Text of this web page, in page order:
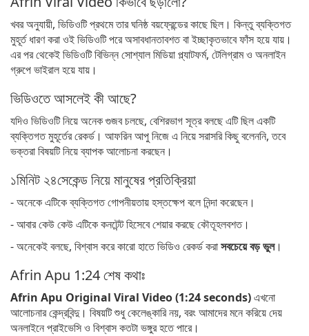
খবর অনুযায়ী, ভিডিওটি প্রথমে তার ঘনিষ্ঠ বয়ফ্রেন্ডের কাছে ছিল। কিন্তু ব্যক্তিগত
মুহূর্ত ধারণ করা ওই ভিডিওটি পরে অসাবধানতাবশত বা ইচ্ছাকৃতভাবে ফাঁস হয়ে যায়।
এর পর থেকেই ভিডিওটি বিভিন্ন সোশ্যাল মিডিয়া প্ল্যাটফর্ম, টেলিগ্রাম ও অনলাইন
গ্রুপে ভাইরাল হয়ে যায়।
ভিডিওতে আসলেই কী আছে?
যদিও ভিডিওটি নিয়ে অনেক গুজব চলছে, বেশিরভাগ সূত্র বলছে এটি ছিল একটি
ব্যক্তিগত মুহূর্তের রেকর্ড। আফরিন আপু নিজে এ নিয়ে সরাসরি কিছু বলেননি, তবে
ভক্তরা বিষয়টি নিয়ে ব্যাপক আলোচনা করছেন।
১মিনিট ২৪সেকেন্ড নিয়ে মানুষের প্রতিক্রিয়া
- অনেকে এটিকে ব্যক্তিগত গোপনীয়তায় হস্তক্ষেপ বলে নিন্দা করেছেন।
- আবার কেউ কেউ এটিকে কনটেন্ট হিসেবে শেয়ার করছে কৌতূহলবশত।
- অনেকেই বলছে, বিশ্বাস করে কারো হাতে ভিডিও রেকর্ড করাসবচেয়ে বড় ভুল।
Afrin Apu 1:24 শেষ কথাঃ
Afrin Apu Original Viral Video (1:24 seconds)এখনো
আলোচনার কেন্দ্রবিন্দু। বিষয়টি শুধু কেলেঙ্কারি নয়, বরং আমাদের মনে করিয়ে দেয়
অনলাইনে প্রাইভেসি ও বিশ্বাস কতটা ভঙ্গুর হতে পারে।